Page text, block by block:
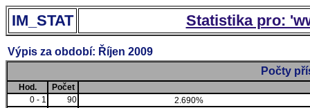
IM_STAT Statistika pro:
Výpis za období: Říjen 2009
Počty
Hod.
Počet
0 - 1
90
2.690%